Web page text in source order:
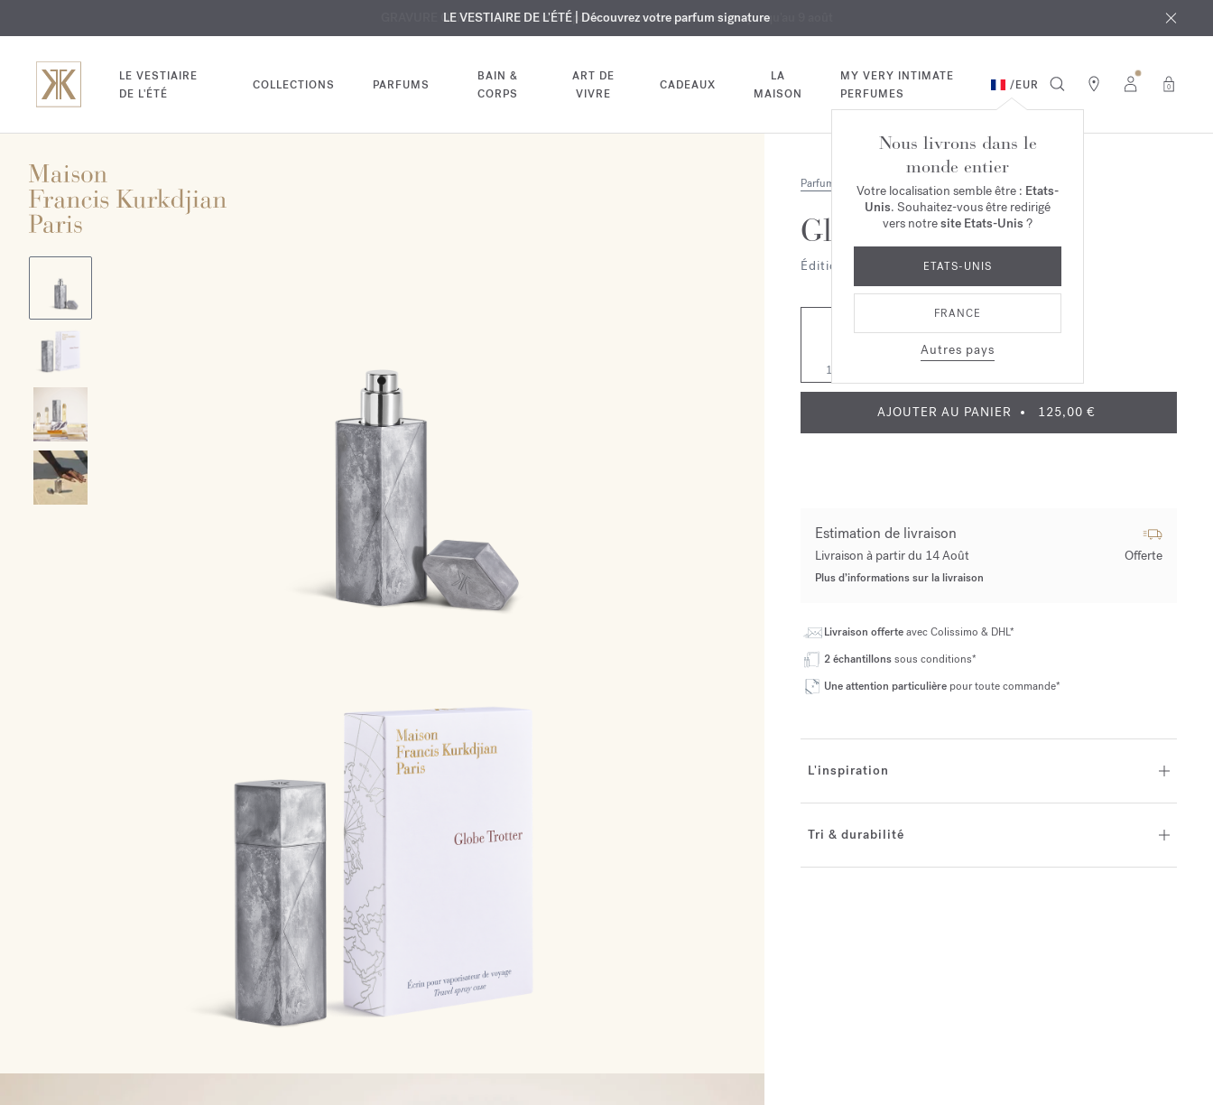
EXCLUSIF | Découvrez le nouveau parfum OUDvelvet mooddans votre commande*
GRAVURE OFFERTE | Sur tous les parfums et huiles pour le corps jusqu'au 9 août
LE VESTIAIRE DE L'ÉTÉ | Découvrez votre parfum signature
LE VESTIAIRE
DE L'ÉTÉ
COLLECTIONS PARFUMS
BAIN &
CORPS
ART DE
VIVRE
CADEAUX
LA
MAISON
MY VERY INTIMATE
PERFUMES
/EUR 0
Nous livrons dans le
monde entier
Votre localisation semble être : Etats-
Unis. Souhaitez-vous être redirigé
vers notresite Etats-Unis ?
ETATS-UNIS
FRANCE
Autres pays
Parfums
Globe Trotter
Édition Zinc
125,00 €
AJOUTER AU PANIER 125,00 €
Estimation de livraison
Livraison à partir du 14 Août Offerte
Plus d’informations sur la livraison
Livraison offerteavec Colissimo & DHL*
2 échantillonssous conditions*
Une attention particulière pour toute commande*
L'inspiration
Tri & durabilité